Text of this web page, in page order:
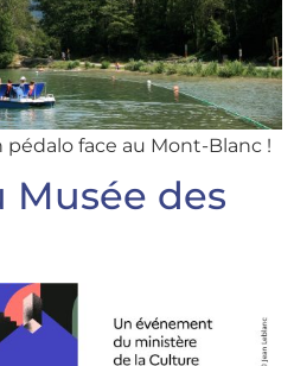
pédalo face au Mont-Blanc !
Musée des